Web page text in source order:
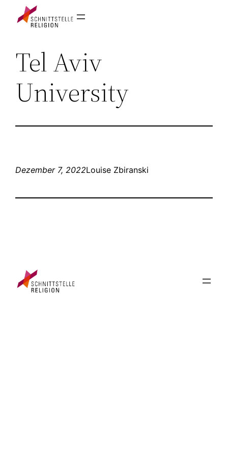
Inhalt
Tel Aviv
University
Dezember 7, 2022Louise Zbiranski